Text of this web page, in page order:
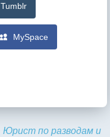
Tumblr
MySpace
Юрист по разводам и